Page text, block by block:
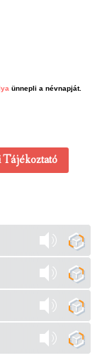
ünnepli a névnapját.
Tájékoztató